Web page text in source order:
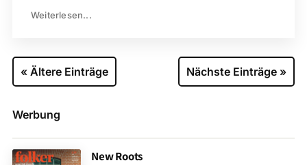
Weiterlesen...
« Ältere Einträge Nächste Einträge »
Werbung
New Roots